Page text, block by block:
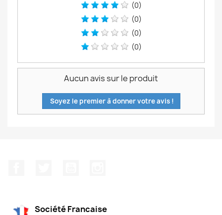
(0)
(0)
(0)
(0)
Aucun avis sur le produit
Soyez le premier à donner votre avis !
Société Francaise